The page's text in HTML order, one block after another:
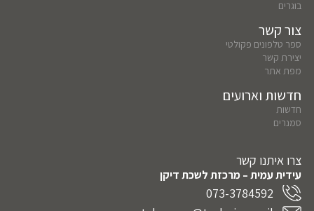
בוגרים
צור קשר
ספר טלפונים פקולטי
יצירת קשר
מפת אתר
חדשות וארועים
חדשות
סמנרים
צרו איתנו קשר
עידית עמית – מרכזת לשכת דיקן
073-3784592